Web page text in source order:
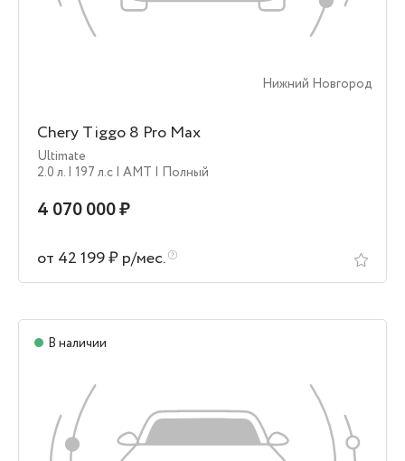
Нижний Новгород
Chery Tiggo 8 Pro Max
Ultimate
2.0 л. | 197 л.c | AMT | Полный
4 070 000 ₽
от 42 199 ₽ р/мес.
В наличии